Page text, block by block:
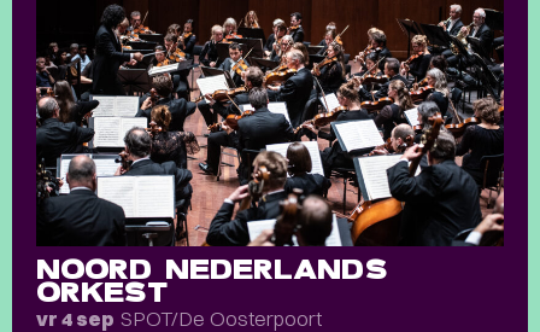
NOORD NEDERLANDS
ORKEST
vr 4 sep SPOT/De Oosterpoort